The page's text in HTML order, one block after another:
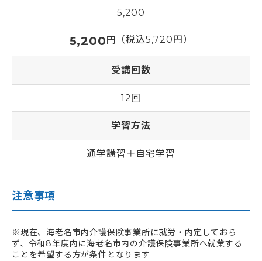
11 2026年11月6日(金) 9:30～16:50
12 2026年11月9日(月) 9:30～16:50
5,200
5,200 円 （税込5,720円）
受講回数
12回
学習方法
通学講習＋自宅学習
注意事項
※現在、海老名市内介護保険事業所に就労・内定しておら
ず、令和8年度内に海老名市内の介護保険事業所へ就業する
ことを希望する方が条件となります